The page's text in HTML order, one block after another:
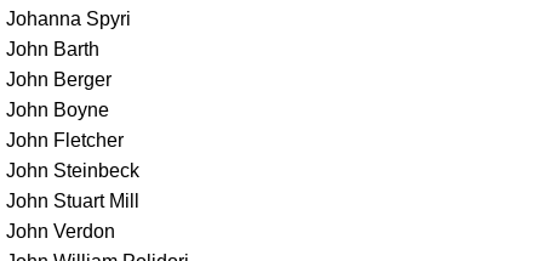
Johanna Spyri
John Barth
John Berger
John Boyne
John Fletcher
John Steinbeck
John Stuart Mill
John Verdon